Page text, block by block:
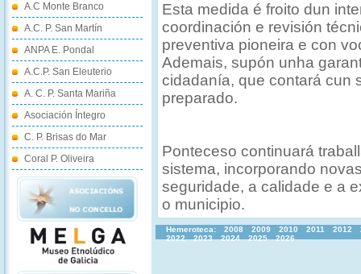
A.C Monte Branco
A.C. P. San Martín
ANPA E. Pondal
A.C.P. San Eleuterio
A. C. P. Santa Mariña
Asociación Íntegro
C. P. Brisas do Mar
Coral P. Oliveira
Esta medida é froito dun
coordinación e revisión
preventiva pioneira e con
Ademais, supón unha
cidadanía, que contará cun
preparado.
Ponteceso continuará
sistema, incorporando
seguridade, a calidade e a
o municipio.
Hemeroteca: 2008 2009 2010 2011 2012
2022
2023 2024 2025 2026